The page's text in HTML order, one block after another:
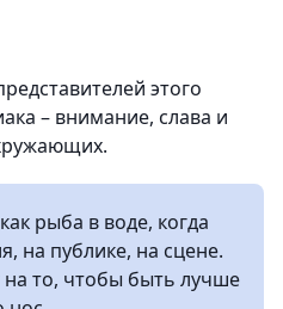
этого
– внимание, слава и
рыба в воде, когда
на публике, на сцене.
то, чтобы быть лучше